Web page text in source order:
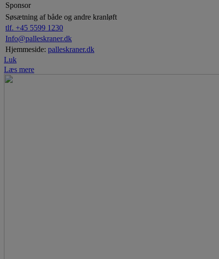
Sponsor
Søsætning af både og andre kranløft
tlf. +45 5599 1230
Info@palleskraner.dk
Hjemmeside: palleskraner.dk
Luk
Læs mere